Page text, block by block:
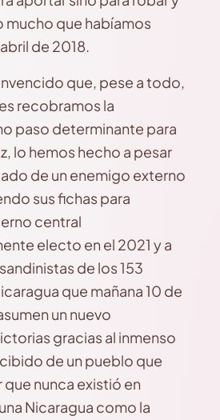
mucho que habíamos
de 2018.
que, pese a todo,
recobramos la
paso determinante para
lo hemos hecho a pesar
de un enemigo externo
sus fichas para
central
electo en el 2021 y a
de los 153
que mañana 10 de
un nuevo
gracias al inmenso
de un pueblo que
nunca existió en
Nicaragua como la